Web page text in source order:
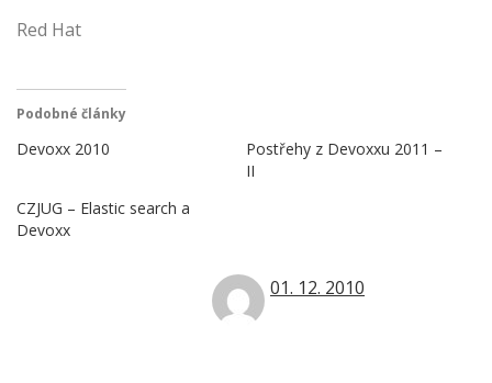
Red Hat
Podobné články
Devoxx 2010
Postřehy z Devoxxu 2011 –
II
CZJUG – Elastic search a
Devoxx
01. 12. 2010